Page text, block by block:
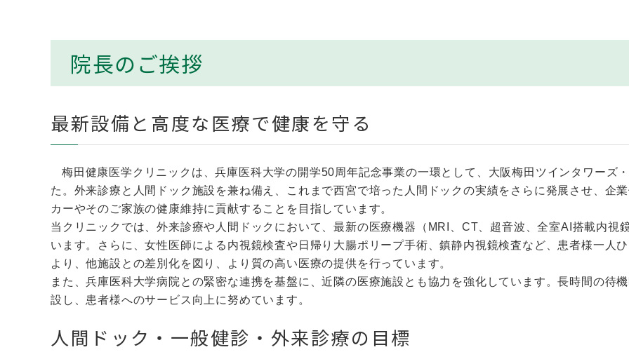
院長のご挨拶
最新設備と高度な医療で健康を守る
梅田健康医学クリニックは、兵庫医科大学の開学50周年記念事業の一環として、大阪梅田ツインタワーズ
た。外来診療と人間ドック施設を兼ね備え、これまで西宮で培った人間ドックの実績をさらに発展させ、企
カーやそのご家族の健康維持に貢献することを目指しています。
当クリニックでは、外来診療や人間ドックにおいて、最新の医療機器（MRI、CT、超音波、全室AI搭載内視
います。さらに、女性医師による内視鏡検査や日帰り大腸ポリープ手術、鎮静内視鏡検査など、患者様一人
より、他施設との差別化を図り、より質の高い医療の提供を行っています。
また、兵庫医科大学病院との緊密な連携を基盤に、近隣の医療施設とも協力を強化しています。長時間の待
設し、患者様へのサービス向上に努めています。
人間ドック・一般健診・外来診療の目標